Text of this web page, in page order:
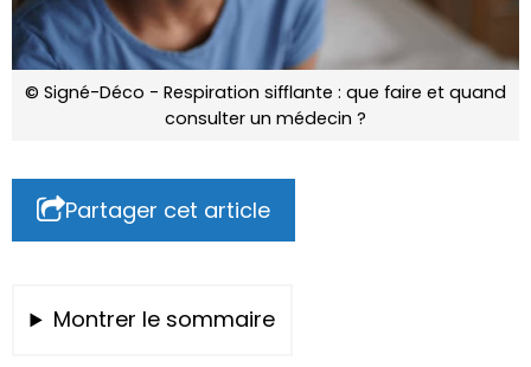
© Signé-Déco - Respiration sifflante : que faire et quand
consulter un médecin ?
Partager cet article
Montrer le sommaire